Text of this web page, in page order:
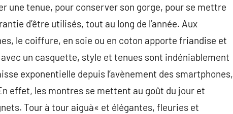
une tenue, pour conserver son gorge, pour se mettre
d’être utilisés, tout au long de l’année. Aux
le coiffure, en soie ou en coton apporte friandise et
un casquette, style et tenues sont indéniablement
exponentielle depuis l’avènement des smartphones,
effet, les montres se mettent au goût du jour et
Tour à tour aiguà« et élégantes, fleuries et